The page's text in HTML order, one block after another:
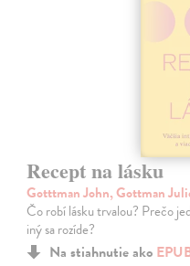
Recept na lásku
Gotttman John, Gottman
Čo robí lásku trvalou? Prečo
iný sa rozíde?
Na stiahnutie ako